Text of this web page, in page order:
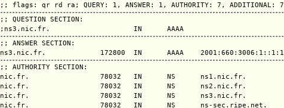
;; QUESTION SECTION:
;; ANSWER SECTION:
;; AUTHORITY SECTION:
nic.fr.                 78032   IN      NS      ns1.nic.fr.
nic.fr.                 78032   IN      NS      ns2.nic.fr.
nic.fr.                 78032   IN      NS      ns3.nic.fr.
nic.fr.                 78032   IN      NS      ns-sec.ripe.net.